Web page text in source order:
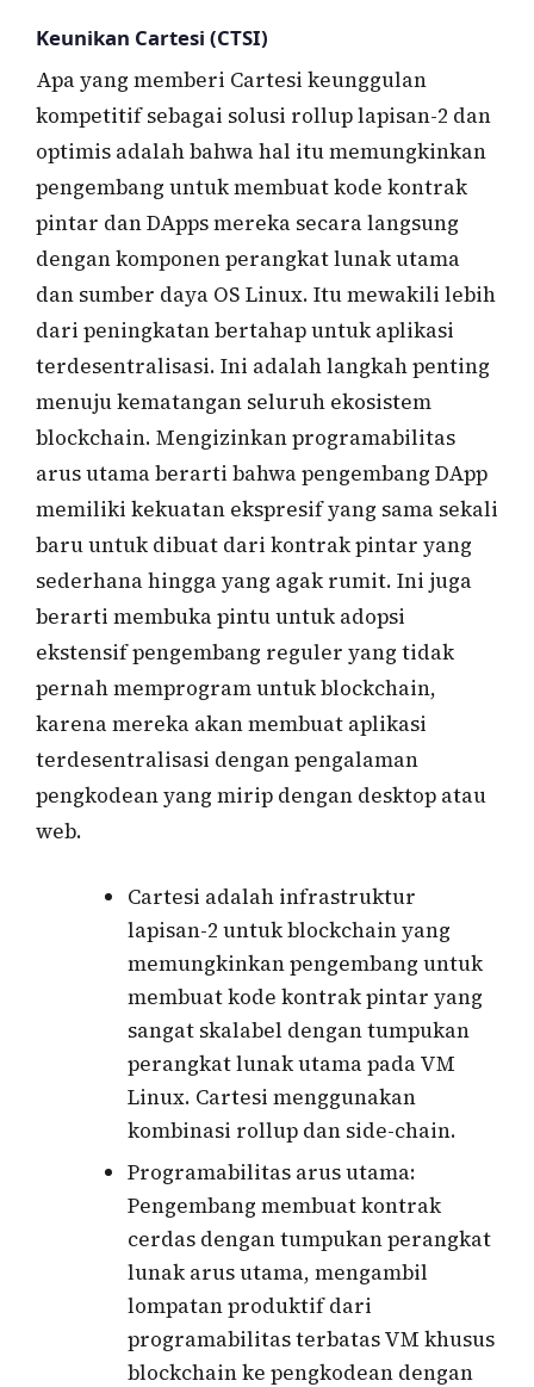
Keunikan Cartesi (CTSI)
Apa yang memberi Cartesi keunggulan
kompetitif sebagai solusi rollup lapisan-2 dan
optimis adalah bahwa hal itu memungkinkan
pengembang untuk membuat kode kontrak
pintar dan DApps mereka secara langsung
dengan komponen perangkat lunak utama
dan sumber daya OS Linux. Itu mewakili lebih
dari peningkatan bertahap untuk aplikasi
terdesentralisasi. Ini adalah langkah penting
menuju kematangan seluruh ekosistem
blockchain. Mengizinkan programabilitas
arus utama berarti bahwa pengembang DApp
memiliki kekuatan ekspresif yang sama sekali
baru untuk dibuat dari kontrak pintar yang
sederhana hingga yang agak rumit. Ini juga
berarti membuka pintu untuk adopsi
ekstensif pengembang reguler yang tidak
pernah memprogram untuk blockchain,
karena mereka akan membuat aplikasi
terdesentralisasi dengan pengalaman
pengkodean yang mirip dengan desktop atau
web.
Cartesi adalah infrastruktur
lapisan-2 untuk blockchain yang
memungkinkan pengembang untuk
membuat kode kontrak pintar yang
sangat skalabel dengan tumpukan
perangkat lunak utama pada VM
Linux. Cartesi menggunakan
kombinasi rollup dan side-chain.
Programabilitas arus utama:
Pengembang membuat kontrak
cerdas dengan tumpukan perangkat
lunak arus utama, mengambil
lompatan produktif dari
programabilitas terbatas VM khusus
blockchain ke pengkodean dengan